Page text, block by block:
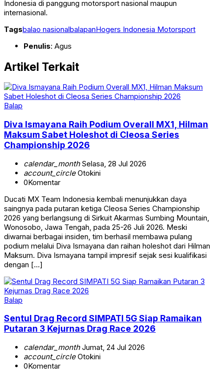
Indonesia di panggung motorsport nasional maupun
internasional.
Tagsbalao nasionalbalapanHogers Indonesia Motorsport
Penulis: Agus
Artikel Terkait
Balap
Diva Ismayana Raih Podium Overall MX1, Hilman
Maksum Sabet Holeshot di Cleosa Series
Championship 2026
calendar_monthSelasa, 28 Jul 2026
account_circleOtokini
0Komentar
Ducati MX Team Indonesia kembali menunjukkan daya
saingnya pada putaran ketiga Cleosa Series Championship
2026 yang berlangsung di Sirkuit Akarmas Sumbing Mountain,
Wonosobo, Jawa Tengah, pada 25-26 Juli 2026. Meski
diwarnai berbagai insiden, tim berhasil membawa pulang
podium melalui Diva Ismayana dan raihan holeshot dari Hilman
Maksum. Diva Ismayana tampil impresif sejak sesi kualifikasi
dengan […]
Balap
Sentul Drag Record SIMPATI 5G Siap Ramaikan
Putaran 3 Kejurnas Drag Race 2026
calendar_monthJumat, 24 Jul 2026
account_circleOtokini
0Komentar